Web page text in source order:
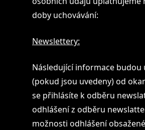
doby uchovávání:
Newslettery:
Následující informace budou
(pokud jsou uvedeny) od
se přihlásíte k odběru
odhlášení z odběru
možnosti odhlášení